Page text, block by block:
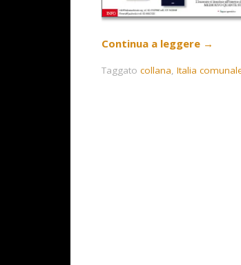
Continua a leggere →
Taggato collana, Italia